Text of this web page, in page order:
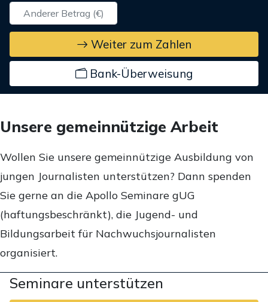
Weiter zum Zahlen
Bank-Überweisung
Unsere gemeinnützige Arbeit
Wollen Sie unsere gemeinnützige Ausbildung von
jungen Journalisten unterstützen? Dann spenden
Sie gerne an die Apollo Seminare gUG
(haftungsbeschränkt), die Jugend- und
Bildungsarbeit für Nachwuchsjournalisten
organisiert.
Seminare unterstützen